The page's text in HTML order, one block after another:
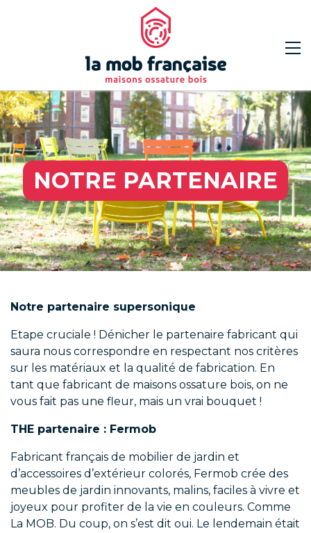
NOTRE PARTENAIRE
Notre partenaire supersonique
Etape cruciale ! Dénicher le partenaire fabricant qui
saura nous correspondre en respectant nos critères
sur les matériaux et la qualité de fabrication. En
tant que fabricant de maisons ossature bois, on ne
vous fait pas une fleur, mais un vrai bouquet !
THE partenaire : Fermob
Fabricant français de mobilier de jardin et
d’accessoires d’extérieur colorés, Fermob crée des
meubles de jardin innovants, malins, faciles à vivre et
joyeux pour profiter de la vie en couleurs. Comme
La MOB. Du coup, on s’est dit oui. Le lendemain était